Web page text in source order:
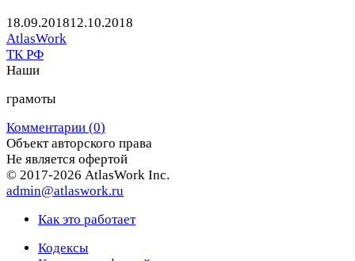
18.09.201812.10.2018
AtlasWork
ТК РФ
Предыдущая
Следующая
Наши
грамоты
Комментарии (0)
Объект авторского права
Не является офертой
© 2017-2026 AtlasWork Inc.
admin@atlaswork.ru
Как это работает
Кодексы